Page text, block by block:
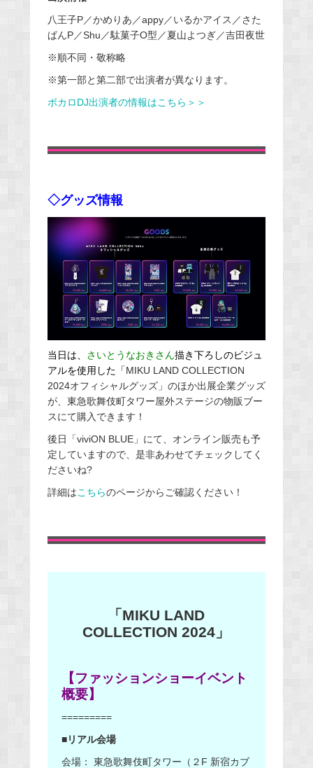
八王子P／かめりあ／appy／いるかアイス／さた
ぱんP／Shu／駄菓子O型／夏山よつぎ／吉田夜世
※順不同・敬称略
※第一部と第二部で出演者が異なります。
ボカロDJ出演者の情報はこちら＞＞
◇グッズ情報
当日は、 さいとうなおきさん描き下ろしのビジュ
アルを使用した「MIKU LAND COLLECTION
2024オフィシャルグッズ」のほか出展企業グッズ
が、東急歌舞伎町タワー屋外ステージの物販ブー
スにて購入できます！
後日「viviON BLUE」にて、オンライン販売も予
定していますので、是非あわせてチェックしてく
ださいね?
詳細はこちらのページからご確認ください！
「MIKU LAND
COLLECTION 2024」
【ファッションショーイベント
概要】
=========
■リアル会場
会場： 東急歌舞伎町タワー（２F 新宿カブ